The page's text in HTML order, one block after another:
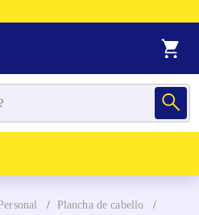
Plancha de cabello